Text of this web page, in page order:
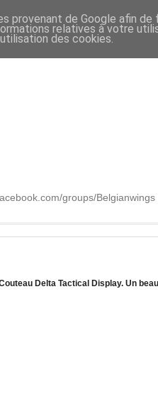
groups/
Delta Tactical Display. Un
provenant de Google afin
relatives à votre
des cookies.